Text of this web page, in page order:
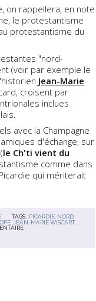
on rappellera, en note
le protestantisme
protestantisme du
"nord-
(voir par exemple le
Jean-Marie
croisent par
inclues
avec la Champagne
d'échange, sur
le Ch'ti vient du
comme dans
qui mériterait
TAGS : PICARDIE NORD
JEAN-MARIE WISCART,